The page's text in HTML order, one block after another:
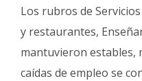
Los rubros de
y restaurantes,
mantuvieron estables,
caídas de empleo se